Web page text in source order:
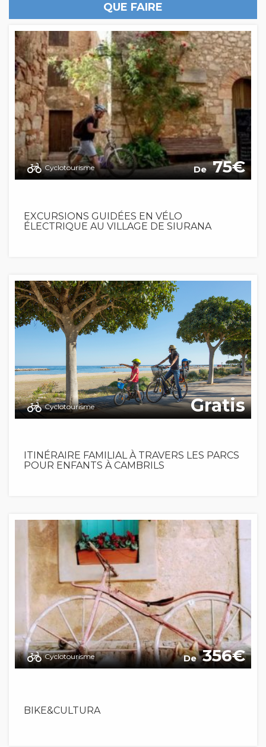
QUE FAIRE
Cyclotourisme De 75
EXCURSIONS GUIDÉES EN VÉLO
ÉLECTRIQUE AU VILLAGE DE SIURANA
Cyclotourisme Gratis
ITINÉRAIRE FAMILIAL À TRAVERS LES PARCS
POUR ENFANTS À CAMBRILS
Cyclotourisme De 356
BIKE&CULTURA